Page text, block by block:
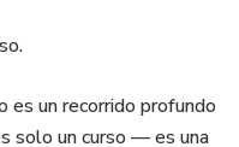
es un recorrido profundo
solo un curso — es una